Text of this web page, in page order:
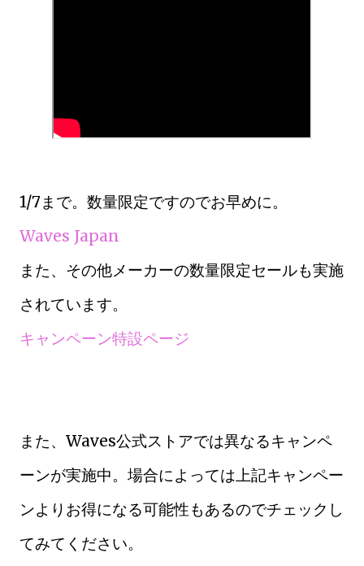
1/7まで。数量限定ですのでお早めに。
Waves Japan
また、その他メーカーの数量限定セールも実施
されています。
キャンペーン特設ページ
また、Waves公式ストアでは異なるキャンペ
ーンが実施中。場合によっては上記キャンペー
ンよりお得になる可能性もあるのでチェックし
てみてください。